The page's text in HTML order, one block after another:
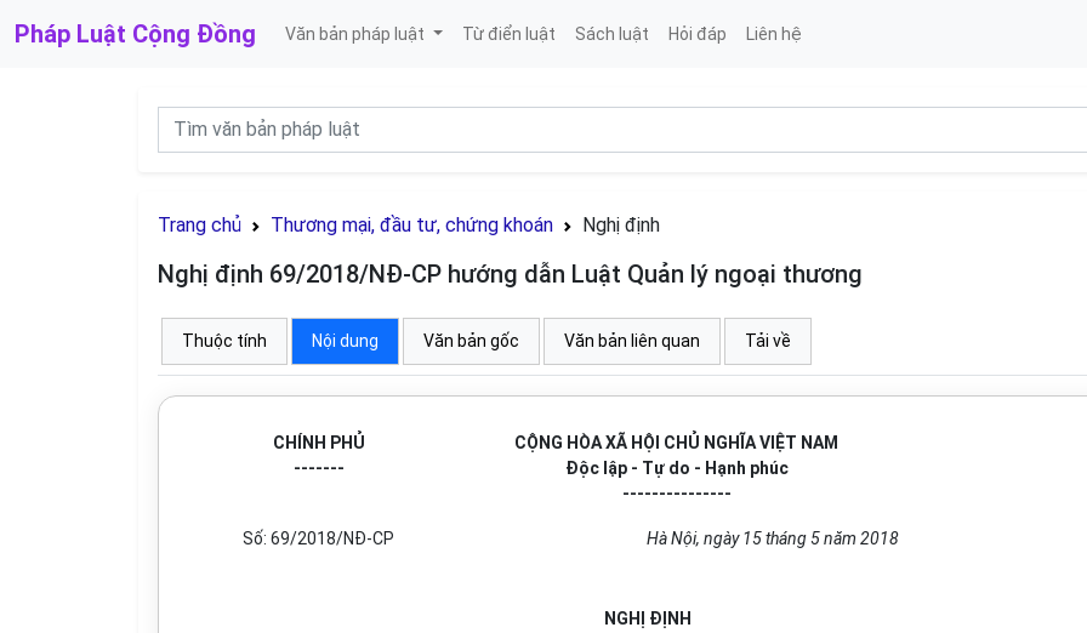
Pháp Luật Cộng Đồng Văn bản pháp luật Từ điển luật Sách luật Hỏi đáp Liên hệ
Trang chủ Thương mại, đầu tư, chứng khoán Nghị định
Nghị định 69/2018/NĐ-CP hướng dẫn Luật Quản lý ngoại thương
Thuộc tính Nội dung Văn bản gốc Văn bản liên quan Tải về
CHÍNH PHỦ
-------
CỘNG HÒA XÃ HỘI CHỦ NGHĨA VIỆT NAM
Độc lập - Tự do - Hạnh phúc
---------------
Số: 69/2018/NĐ-CP Hà Nội, ngày15tháng5năm 2018
NGHỊ ĐỊNH